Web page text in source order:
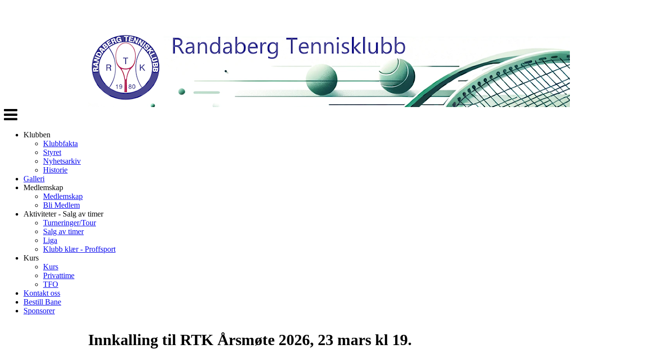
Veksle
navigasjon
Klubben
Klubbfakta
Styret
Nyhetsarkiv
Historie
Galleri
Medlemskap
Medlemskap
Bli Medlem
Aktiviteter - Salg av timer
Turneringer/Tour
Salg av timer
Liga
Klubb klær - Proffsport
Kurs
Kurs
Privattime
TFO
Kontakt oss
Bestill Bane
Sponsorer
Innkalling til RTK Årsmøte 2026, 23 mars kl 19.